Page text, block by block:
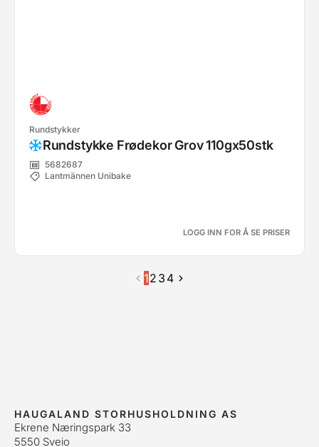
Rundstykker
Rundstykke Frødekor Grov 110gx50stk
5682687
Lantmännen Unibake
LOGG INN FOR Å SE PRISER
12 3 4
HAUGALAND STORHUSHOLDNING AS
Ekrene Næringspark 33
5550 Sveio